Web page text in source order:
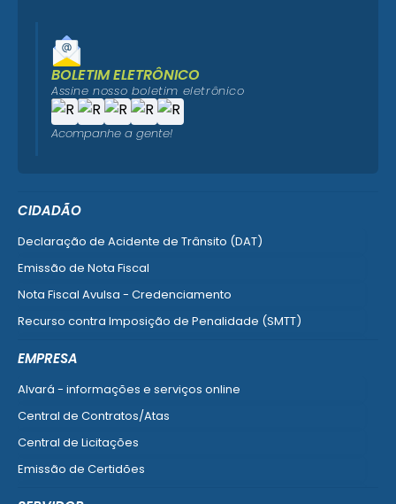
CIDADÃO
Declaração de Acidente de Trânsito (DAT)
Emissão de Nota Fiscal
Nota Fiscal Avulsa - Credenciamento
Recurso contra Imposição de Penalidade (SMTT)
EMPRESA
Alvará - informações e serviços online
Central de Contratos/Atas
Central de Licitações
Emissão de Certidões
BOLETIM ELETRÔNICO
Assine nosso boletim eletrônico
Acompanhe a gente!